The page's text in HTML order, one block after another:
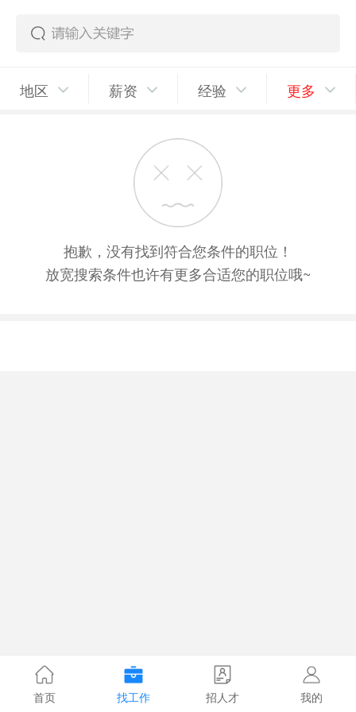
地区 薪资 经验 更多
抱歉，没有找到符合您条件的职位！
放宽搜索条件也许有更多合适您的职位哦~
首页 找工作 招人才 我的